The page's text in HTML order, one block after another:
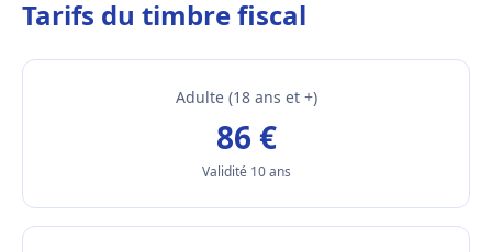
Tarifs du timbre fiscal
Adulte (18 ans et +)
86 €
Validité 10 ans